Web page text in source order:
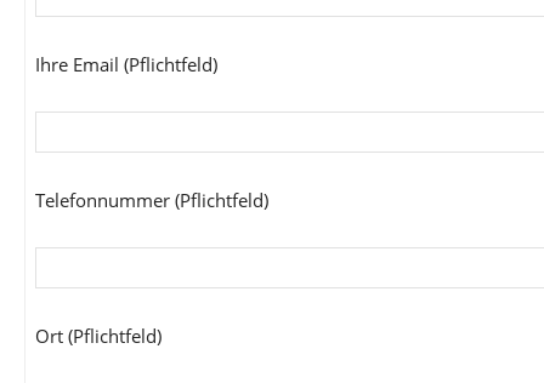
Ihre Email (Pflichtfeld)
Telefonnummer (Pflichtfeld)
Ort (Pflichtfeld)